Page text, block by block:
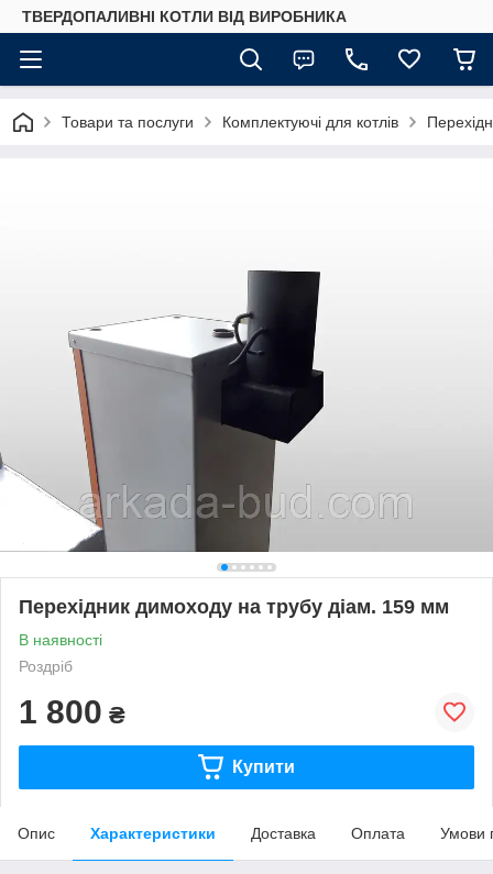
ТВЕРДОПАЛИВНІ КОТЛИ ВІД ВИРОБНИКА
Товари та послуги Комплектуючі для котлів
Перехідник димоходу на трубу діам. 159 мм
В наявності
Роздріб
1 800 ₴
Купити
Опис Характеристики Доставка Оплата Умови